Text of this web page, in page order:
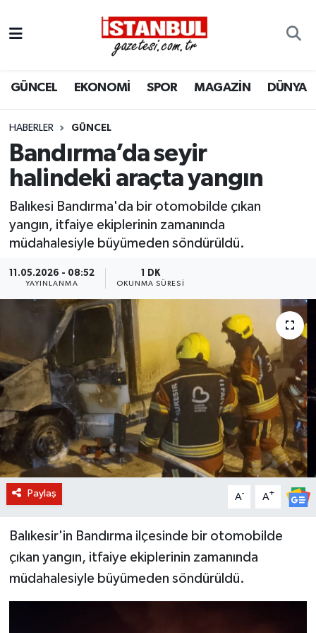
GÜNCEL EKONOMİ SPOR MAGAZİN DÜNYA
HABERLER GÜNCEL
Bandırma’da seyir
halindeki araçta yangın
Balıkesi Bandırma'da bir otomobilde çıkan
yangın, itfaiye ekiplerinin zamanında
müdahalesiyle büyümeden söndürüldü.
11.05.2026 - 08:52
YAYINLANMA
1 DK
OKUNMA SÜRESI
Paylaş A- A+
Balıkesir'in Bandırma ilçesinde bir otomobilde
çıkan yangın, itfaiye ekiplerinin zamanında
müdahalesiyle büyümeden söndürüldü.
EKONOMİ
İSTANBUL
DÜNYA
MAGAZİN
KÜLTÜR SANAT
SAĞLIK
BİLİM VE TEKNOLOJİ
OTOMOBİL
KURUMSAL
Nöbetçi Eczaneler
Hava Durumu
Trafik Durumu
Süper Lig Puan Durumu ve Fikstür
Son Dakika Haberleri
Haber Arşivi